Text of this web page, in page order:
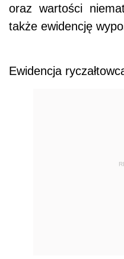
oraz wartości
także ewidencję
Ewidencja